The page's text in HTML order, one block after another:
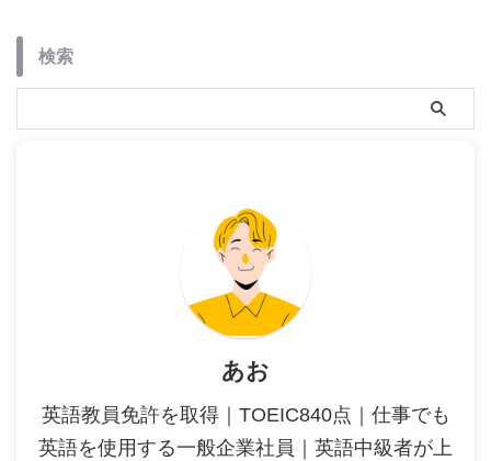
検索
あお
英語教員免許を取得｜TOEIC840点｜仕事でも
英語を使用する一般企業社員｜英語中級者が上